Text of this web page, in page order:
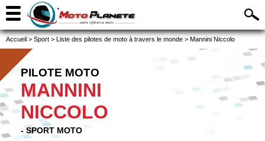
Accueil > Sport > Liste des pilotes de moto à travers le monde > Mannini Niccolo
PILOTE MOTO
MANNINI
NICCOLO
- SPORT MOTO